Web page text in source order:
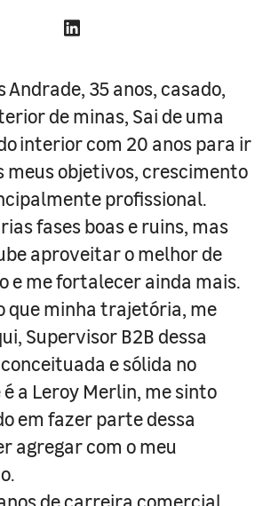
Andrade, 35 anos, casado,
de minas, Sai de uma
interior com 20 anos para ir
meus objetivos, crescimento
profissional.
fases boas e ruins, mas
aproveitar o melhor de
e me fortalecer ainda mais.
que minha trajetória, me
Supervisor B2B dessa
e sólida no
a Leroy Merlin, me sinto
em fazer parte dessa
agregar com o meu
de carreira comercial,